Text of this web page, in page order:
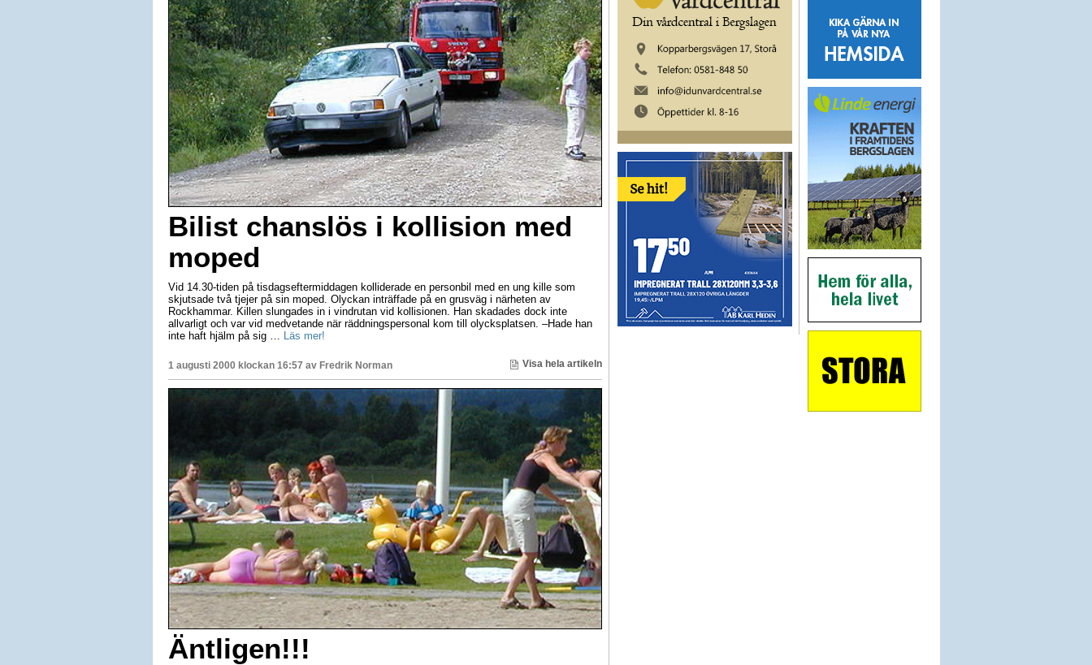
Bilist chanslös i kollision med
moped
Vid 14.30-tiden på tisdagseftermiddagen kolliderade en personbil med en ung kille som
skjutsade två tjejer på sin moped. Olyckan inträffade på en grusväg i närheten av
Rockhammar. Killen slungades in i vindrutan vid kollisionen. Han skadades dock inte
allvarligt och var vid medvetande när räddningspersonal kom till olycksplatsen. –Hade han
inte haft hjälm på sig …
Läs mer!
1 augusti 2000 klockan 16:57 av Fredrik Norman Visa hela artikeln
Äntligen!!!